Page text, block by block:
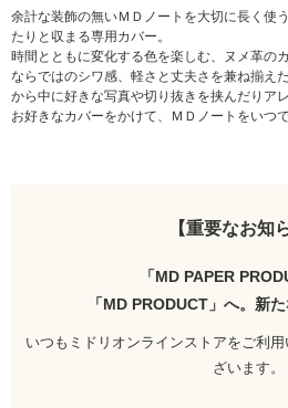
余計な装飾の無いＭＤノートを大切に長く使
たりと収まる専用カバー。
時間とともに変化する色を楽しむ、ヌメ革の
ならではのシワ感、軽さと丈夫さを兼ね揃え
から中に好きな写真や切り抜きを挟んだりア
お好きなカバーをかけて、ＭＤノートをいつで
【重要なお知
「MD PAPER
「MD PRODUCT」へ。 新
いつもミドリオンラインストアをご利
ざいます。